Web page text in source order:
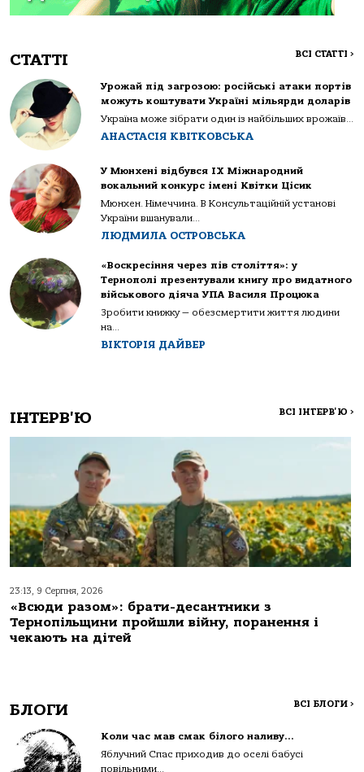
СТАТТІ ВСІ СТАТТІ >
Урожай під загрозою: російські атаки портів
можуть коштувати Україні мільярди доларів
Україна може зібрати один із найбільших врожаїв...
АНАСТАСІЯ КВІТКОВСЬКА
У Мюнхені відбувся IX Міжнародний
вокальний конкурс імені Квітки Цісик
Мюнхен. Німеччина. В Консультаційній установі
України вшанували...
ЛЮДМИЛА ОСТРОВСЬКА
«Воскресіння через пів століття»: у
Тернополі презентували книгу про видатного
військового діяча УПА Василя Процюка
Зробити книжку — обезсмертити життя людини
на...
ВІКТОРІЯ ДАЙВЕР
ІНТЕРВ'Ю ВСІ ІНТЕРВ'Ю >
23:13, 9 Серпня, 2026
«Всюди разом»: брати-десантники з
Тернопільщини пройшли війну, поранення і
чекають на дітей
БЛОГИ ВСІ БЛОГИ >
Коли час мав смак білого наливу…
Яблучний Спас приходив до оселі бабусі
повільними...